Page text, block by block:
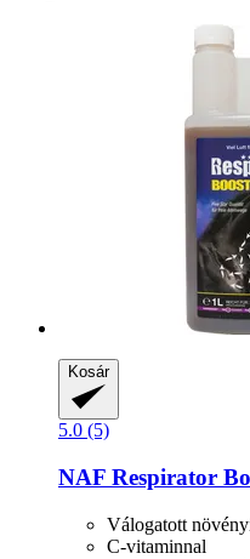
Kosár
5.0 (5)
NAF Respirator
Válogatott
C-vitaminnal